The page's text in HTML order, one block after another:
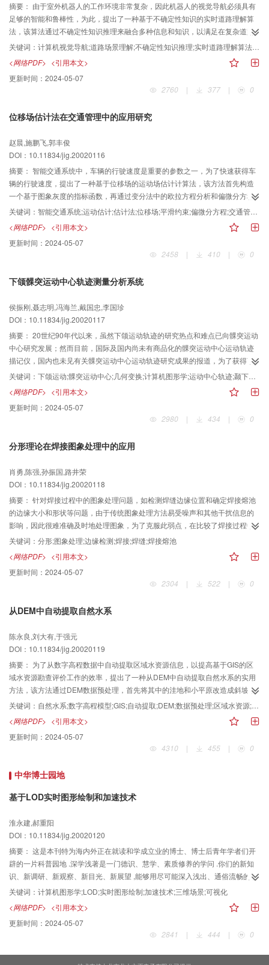
摘要： 由于室外机器人的工作环境非常复杂，因此机器人的视觉导航必须具有
足够的智能和鲁棒性，为此，提出了一种基于不确定性知识的实时道路理解算
法，该算法通过不确定性知识推理来融合多种信息和知识，以满足在复杂道路
环境下的鲁棒性要求，它即使在有强烈阴影、水迹等干扰下也能给出比较好的
结果；通过图象边缘信息的提取可以得到精确的道路边界，以满足视觉导航的
精确性要求；同时在算法设计时，兼顾了实时性要求；使得算法得以实时实
现，该算法已在实际的机器人上进行了测试，并得到了很好的结果。
关键词： 计算机视觉导航;道路场景理解;不确定性知识推理;实时道路理解算法;机器人
<网络PDF> <引用本文>
更新时间： 2024-05-07
2760
| 377 | 0
位移场估计法在交通管理中的应用研究
赵晨,施鹏飞,郭丰俊
DOI：10.11834/jig.20020116
摘要： 智能交通系统中，车辆的行驶速度是重要的参数之一，为了快速获得车
辆的行驶速度，提出了一种基于位移场的运动场估计计算法，该方法首先构造
一个基于图象灰度的指标函数，再通过变分法中的欧拉方程分析和偏微分方程
的数值解法，即可得到序列图象间的位移场；然后利用帧间位移场、帧间时间
差、摄像机与车辆间的距离等参数相结合可计算出车辆的行驶速度，实验结果
表明，与块匹配法相比，该方法不仅可得到更好的位移场，而且可快速获得车
辆的行驶速度。
关键词： 智能交通系统;运动估计;估计法;位移场;平滑约束;偏微分方程;交通管理;车辆;行驶速度;图象处理;数学模型
<网络PDF> <引用本文>
更新时间： 2024-05-07
2458
| 410 | 0
下颌髁突运动中心轨迹测量分析系统
侯振刚,聂志明,冯海兰,戴国忠,李国珍
DOI：10.11834/jig.20020117
摘要： 20世纪90年代以来，虽然下颌运动轨迹的研究热点和难点已向髁突运动
中心研究发展；然而目前，国际及国内尚未有商品化的髁突运动中心运动轨迹
描记仪，国内也未见有关髁突运动中心运动轨迹研究成果的报道，为了获得下
颌上任一点（包括髁突运动中心）的三维运动轨迹，以便为医学研究提供手
段。首先利用计算机图形学技术和已有的三维六自由度下颌运动轨迹描记仪
（MT1602）来获得下颌运动轨迹的原始数据，然后根据刚体运动规律，进行软
件编程，自行设计并建立了一个髁突运动中心运动轨迹显示分析系统，该系统
是用Microsoft Visual C^ 6.0髁突编写计算机程序自行开发的，可根据需要随时
践表明，该系统可方便地获得地下颌上任一点（包括髁突运动中心）的三维运
关键词： 下颌运动;髁突运动中心;几何变换;计算机图形学;运动中心轨迹;颞下颌关节紊乱;诊断;测量分析系统
<网络PDF> <引用本文>
更新时间： 2024-05-07
2980
| 434 | 0
分形理论在焊接图象处理中的应用
肖勇,陈强,孙振国,路井荣
DOI：10.11834/jig.20020118
摘要： 针对焊接过程中的图象处理问题，如检测焊缝边缘位置和确定焊接熔池
的边缘大小和形状等问题，由于传统图象处理方法易受噪声和其他干扰信息的
影响，因此很难准确及时地处理图象，为了克服此弱点，在比较了焊接过程中
图象处理的微观算法和宏观算法的基础上，提出了运用分形理论的综合图象处
理方法，该方法是根据焊接过程图象的特点，首先利用图象边缘的分形特征来
进行区域分割，以便检测出图象边缘所在的模糊区域，然后用边缘检测方法的
Laplace算子和最小二乘法拟合曲线来识别出图象的边缘，同时用该方法进行了
实时焊接图象处理实验，实验结果证明，该方法不仅能准确识别出焊接焊缝或
可靠的信息。
关键词： 分形;图象处理;边缘检测;焊接;焊缝;焊接熔池
<网络PDF> <引用本文>
更新时间： 2024-05-07
2304
| 522 | 0
从DEM中自动提取自然水系
陈永良,刘大有,于强元
DOI：10.11834/jig.20020119
摘要： 为了从数字高程数据中自动提取区域水资源信息，以提高基于GIS的区
域水资源勘查评价工作的效率，提出了一种从DEM中自动提取自然水系的实用
方法，该方法通过DEM数据预处理，首先将其中的洼地和小平原改造成斜坡；
然后依据水总是沿斜坡最陡方向流动的原理，确定DEM中每一个栅格点的水流
方向，再根据各点的水流方向数据，计算出每一个栅格点的上游给水区；接
着，根据栅格点上游给水区数值，用阈值法确定水系栅格点，并对水系栅格点
进行筛选；最后，根据水系栅格点的水流方向，将整个水系追索出来，另外，
还用该方法对试验区的DEM数据进行了自动提取自然水系的试验，其结果与用
关键词： 自然水系;数字高程模型;GIS;自动提取;DEM;数据预处理;区域水资源;勘查;评价
<网络PDF> <引用本文>
更新时间： 2024-05-07
4310
| 455 | 0
中华博士园地
基于LOD实时图形绘制和加速技术
淮永建,郝重阳
DOI：10.11834/jig.20020120
摘要： 这是本刊特为海内外正在就读和学成立业的博士、博士后青年学者们开
辟的一片科普园地 .深学浅著是一门德识、慧学、素质修养的学问 .你们的新知
识、新调研、新观察、新目光、新展望 ,能够用尽可能深入浅出、通俗流畅的语
言 ,汇报给祖国人民、家乡父老子弟乡亲们吗 ?中华博士园地 ,乃耕耘忠孝之地 ,
关键词： 计算机图形学;LOD;实时图形绘制;加速技术;三维场景;可视化
<网络PDF> <引用本文>
更新时间： 2024-05-07
2841
| 444 | 0